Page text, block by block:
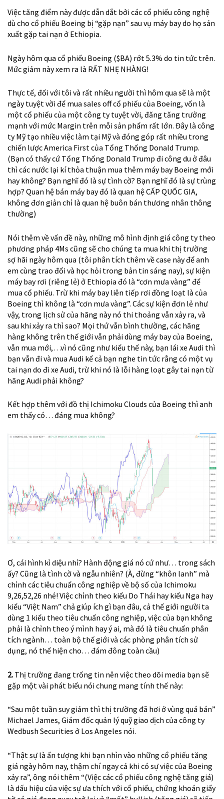
Việc tăng điểm này được dẫn dắt bởi các cổ phiếu công nghệ
dù cho cổ phiếu Boeing bị “gặp nạn” sau vụ máy bay do họ sản
xuất gặp tai nạn ở Ethiopia.
Ngày hôm qua cổ phiếu Boeing ($BA) rớt 5.3% do tin tức trên.
Mức giảm này xem ra là RẤT NHẸ NHÀNG!
Thực tế, đối với tôi và rất nhiều người thì hôm qua sẽ là một
ngày tuyệt vời để mua sales off cổ phiếu của Boeing, vốn là
một cổ phiếu của một công ty tuyệt vời, đăng tăng trưởng
mạnh với mức Margin trên mỗi sản phẩm rất lớn. Đây là công
ty Mỹ tạo nhiều việc làm tại Mỹ và đóng góp rất nhiều trong
chiến lược America First của Tổng Thống Donald Trump.
(Bạn có thấy cứ Tổng Thống Donald Trump đi công du ở đâu
thì các nước lại kí thỏa thuận mua thêm máy bay Boeing mới
hay không? Bạn nghĩ đó là sự tình cờ? Bạn nghĩ đó là sự trùng
hợp? Quan hệ bán máy bay đó là quan hệ CẤP QUỐC GIA,
không đơn giản chỉ là quan hệ buôn bán thương nhân thông
thường)
Nói thêm về vấn đề này, những mô hình định giá công ty theo
phương pháp 4Ms cũng sẽ cho chúng ta mua khi thị trường
sợ hãi ngày hôm qua (tôi phân tích thêm về case này để anh
em cùng trao đổi và học hỏi trong bản tin sáng nay), sự kiện
máy bay rơi (riêng lẻ) ở Ethiopia đó là “cơn mưa vàng” để
mua cổ phiếu. Trừ khi máy bay liên tiếp rơi đồng loạt là của
Boeing thì không là “cơn mưa vàng”. Các sự kiện đơn lẻ như
vậy, trong lịch sử của hãng này nó thi thoảng vẫn xảy ra, và
sau khi xảy ra thì sao? Mọi thứ vẫn bình thường, các hãng
hàng không trên thế giới vẫn phải dùng máy bay của Boeing,
vẫn mua mới,…vì nó cũng như kiểu thế này, bạn lái xe Audi thì
bạn vẫn đi và mua Audi kể cả bạn nghe tin tức rằng có một vụ
tai nạn do đi xe Audi, trừ khi nó là lỗi hàng loạt gây tai nạn từ
hãng Audi phải không?
Kết hợp thêm với đồ thị Ichimoku Clouds của Boeing thì anh
em thấy có… đáng mua không?
Ơ, cái hình kì diệu nhỉ? Hành động giá nó cứ như… trong sách
ấy? Cũng là tình cờ và ngẫu nhiên? (À, đừng “khôn lanh” mà
chỉnh các tiêu chuẩn công nghiệp về bộ số của Ichimoku
9,26,52,26 nhé! Việc chỉnh theo kiểu Do Thái hay kiểu Nga hay
kiểu “Việt Nam” chả giúp ích gì bạn đâu, cả thế giới người ta
dùng 1 kiểu theo tiêu chuẩn công nghiệp, việc của bạn không
phải là chỉnh theo ý mình hay ý ai, mà đó là tiêu chuẩn phân
tích ngành… toàn bộ thế giới và các phòng phân tích sử
dụng, nó thể hiện cho… đám đông toàn cầu)
2. Thị trường đang trống tin nên việc theo dõi media bạn sẽ
gặp một vài phát biểu nói chung mang tính thế này:
“Sau một tuần suy giảm thì thị trường đã hơi ở vùng quá bán”
Michael James, Giám đốc quản lý quỹ giao dịch của công ty
Wedbush Securities ở Los Angeles nói.
“Thật sự là ấn tượng khi bạn nhìn vào những cổ phiếu tăng
giá ngày hôm nay, thậm chí ngay cả khi có sự việc của Boeing
xảy ra”, ông nói thêm “(Việc các cổ phiếu công nghệ tăng giá)
là dấu hiệu của việc sự ưa thích với cổ phiếu, chứng khoán giấy